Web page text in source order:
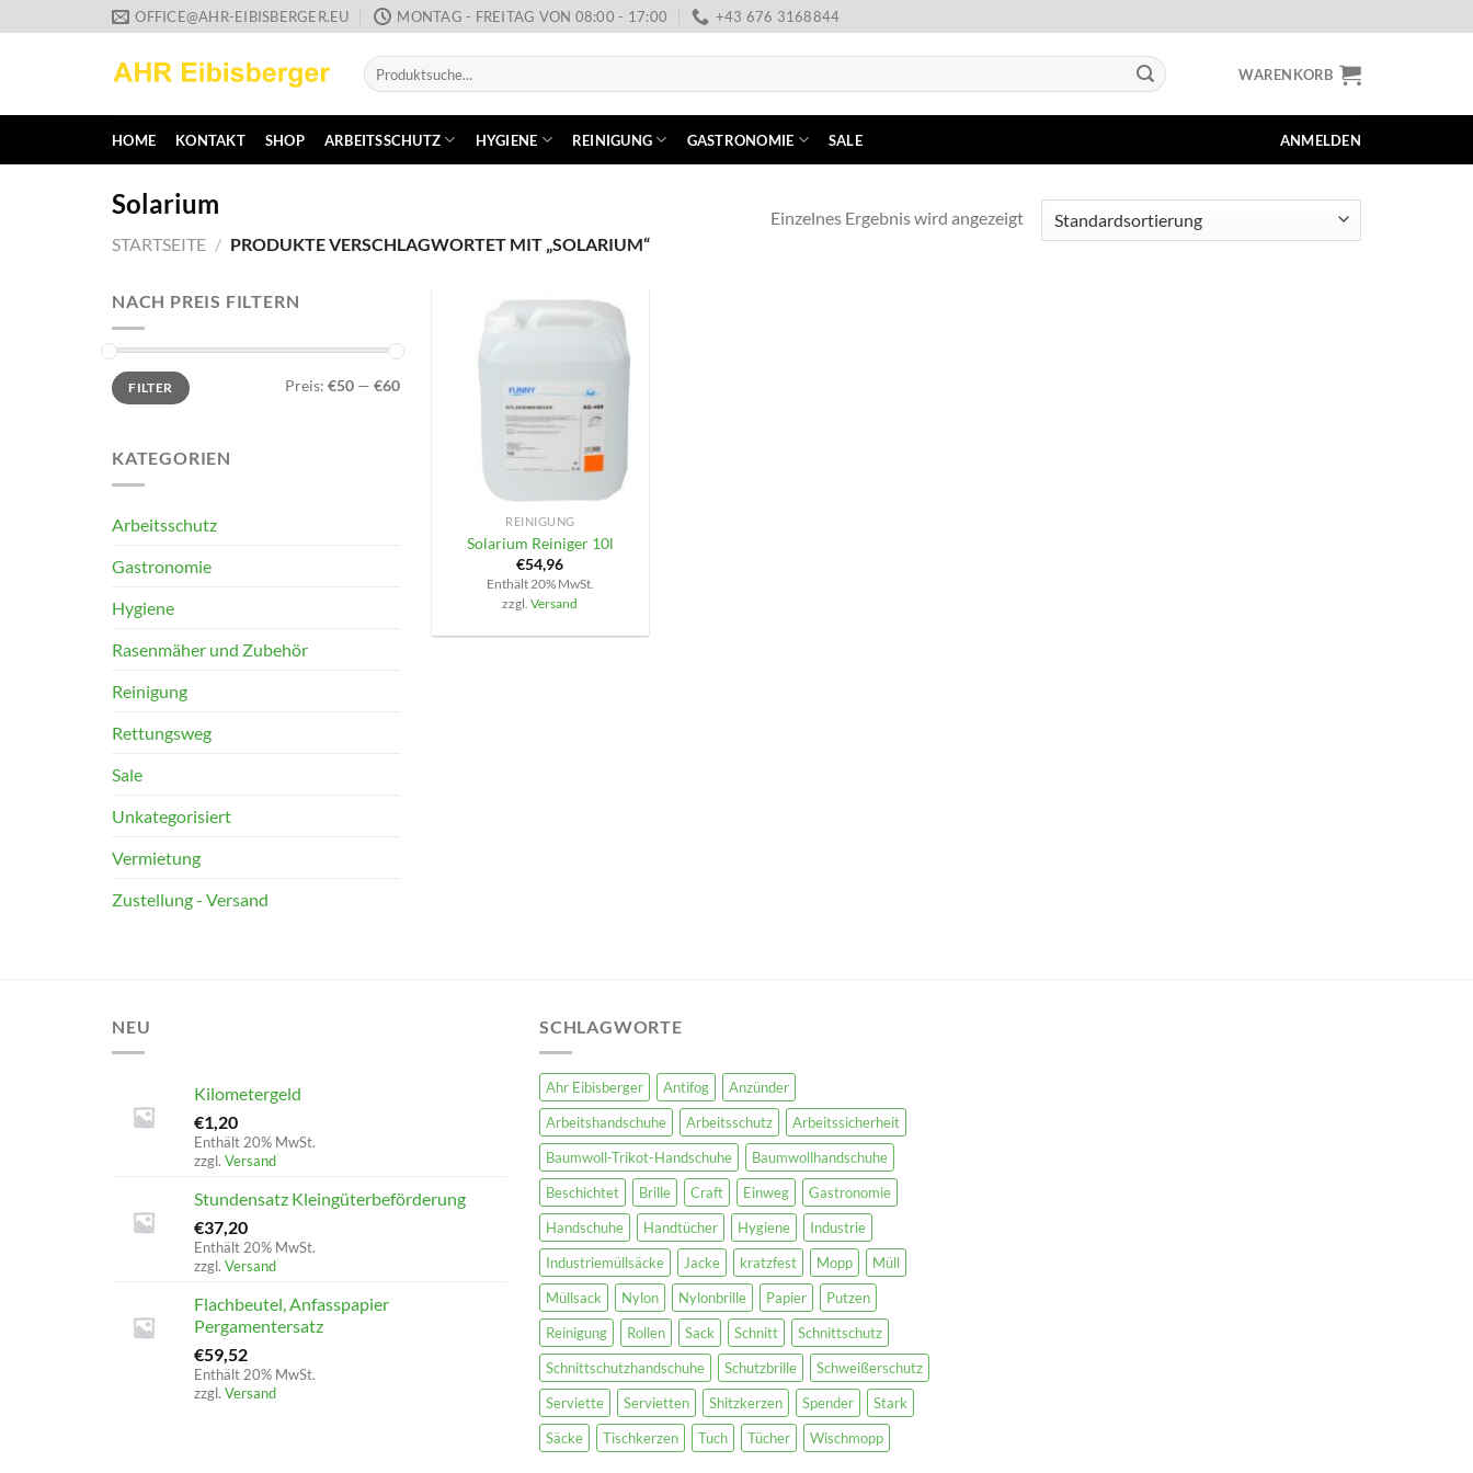
Inhalt
OFFICE@AHR-EIBISBERGER.EU MONTAG - FREITAG VON 08:00 - 17:00 +43 676 3168844
Suche
nach:
WARENKORB
HOME KONTAKT SHOP ARBEITSSCHUTZ HYGIENE REINIGUNG GASTRONOMIE SALE ANMELDEN
Solarium
STARTSEITE / PRODUKTE VERSCHLAGWORTET MIT „SOLARIUM“
Einzelnes Ergebnis wird angezeigt
NACH PREIS FILTERN
Min.
Preis
Max.
PreisFILTER Preis: €50— €60
KATEGORIEN
Arbeitsschutz
Gastronomie
Hygiene
Rasenmäher und Zubehör
Reinigung
Rettungsweg
Sale
Unkategorisiert
Vermietung
Zustellung - Versand
REINIGUNG
Solarium Reiniger 10l
€54,96
Enthält 20% MwSt.
zzgl.Versand
NEU
Kilometergeld
€1,20
Enthält 20% MwSt.
zzgl. Versand
Stundensatz Kleingüterbeförderung
€37,20
Enthält 20% MwSt.
zzgl. Versand
Flachbeutel, Anfasspapier
Pergamentersatz
€59,52
Enthält 20% MwSt.
zzgl. Versand
SCHLAGWORTE
Ahr Eibisberger Antifog
Anzünder
Arbeitshandschuhe
Arbeitsschutz
Arbeitssicherheit
Baumwoll-Trikot-Handschuhe
Baumwollhandschuhe
Beschichtet
Brille Craft Einweg
Gastronomie
Handschuhe
Handtücher Hygiene
Industrie
Industriemüllsäcke
Jacke kratzfest Mopp
Müll
Müllsack
Nylon Nylonbrille Papier
Putzen
Reinigung
Rollen Sack Schnitt
Schnittschutz
Schnittschutzhandschuhe
Schutzbrille
Schweißerschutz
Serviette
Servietten Shitzkerzen Spender
Stark
Säcke
Tischkerzen Tuch Tücher Wischmopp